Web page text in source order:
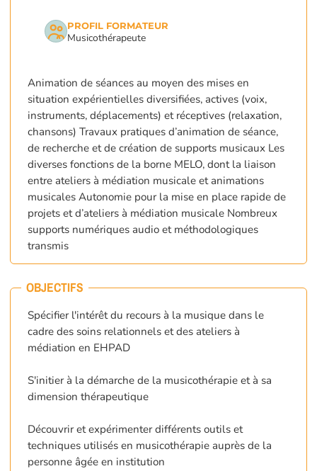
PROFIL FORMATEUR
Musicothérapeute
Animation de séances au moyen des mises en
situation expérientielles diversifiées, actives (voix,
instruments, déplacements) et réceptives (relaxation,
chansons) Travaux pratiques d’animation de séance,
de recherche et de création de supports musicaux Les
diverses fonctions de la borne MELO, dont la liaison
entre ateliers à médiation musicale et animations
musicales Autonomie pour la mise en place rapide de
projets et d’ateliers à médiation musicale Nombreux
supports numériques audio et méthodologiques
transmis
OBJECTIFS
Spécifier l'intérêt du recours à la musique dans le
cadre des soins relationnels et des ateliers à
médiation en EHPAD
S'initier à la démarche de la musicothérapie et à sa
dimension thérapeutique
Découvrir et expérimenter différents outils et
techniques utilisés en musicothérapie auprès de la
personne âgée en institution